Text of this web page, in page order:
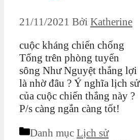
21/11/2021 Bởi Katherine
cuộc kháng chiến chống
Tống trên phòng tuyến
sông Như Nguyệt thắng lợi
là nhờ đâu ? Ý nghĩa lịch sử
của cuộc chiến thắng này ?
P/s càng ngắn càng tốt!
Danh mục Lịch sử